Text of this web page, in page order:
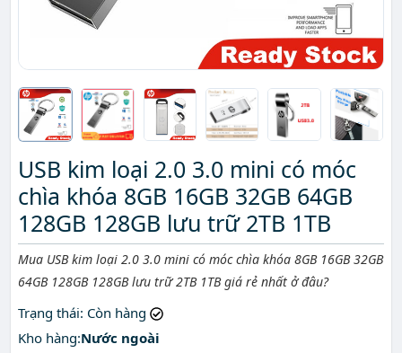
USB kim loại 2.0 3.0 mini có móc
chìa khóa 8GB 16GB 32GB 64GB
128GB 128GB lưu trữ 2TB 1TB
Mô tả ngắn
Mua USB kim loại 2.0 3.0 mini có móc chìa khóa 8GB 16GB 32GB
64GB 128GB 128GB lưu trữ 2TB 1TB giá rẻ nhất ở đâu?
Trạng thái: Còn hàng
Kho hàng:Nước ngoài